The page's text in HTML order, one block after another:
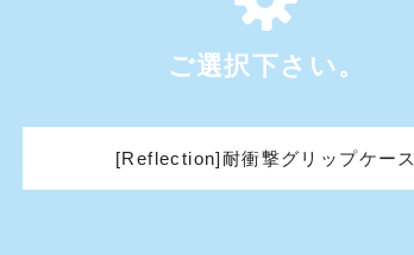
ご選択下さい。
[Reflection]耐衝撃グリップケース